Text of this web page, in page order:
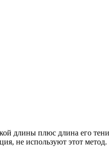
длины плюс длина его
не используют этот метод.